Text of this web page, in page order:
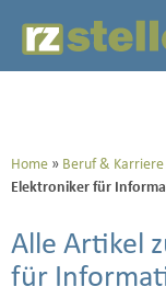
Home
Beruf & Karriere
Elektroniker für
Alle Artikel
für